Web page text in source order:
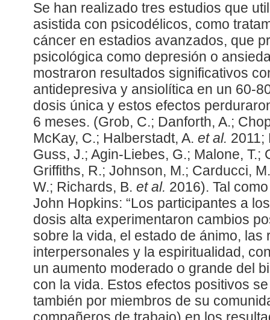
Se han realizado tres estudios que
asistida con psicodélicos, como
cáncer en estadios avanzados, que
psicológica como depresión o
mostraron resultados significativos
antidepresiva y ansiolítica en un 60-
dosis única y estos efectos
6 meses. (Grob, C.; Danforth, A.;
McKay, C.; Halberstadt, A. et al. 2011;
Guss, J.; Agin-Liebes, G.; Malone, T.;
Griffiths, R.; Johnson, M.; Carducci,
W.; Richards, B. et al. 2016). Tal
John Hopkins: “Los participantes a
dosis alta experimentaron cambios
sobre la vida, el estado de ánimo, las
interpersonales y la espiritualidad,
un aumento moderado o grande del
con la vida. Estos efectos positivos
también por miembros de su